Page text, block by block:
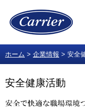
ホーム 企業情報 安全
安全健康活動